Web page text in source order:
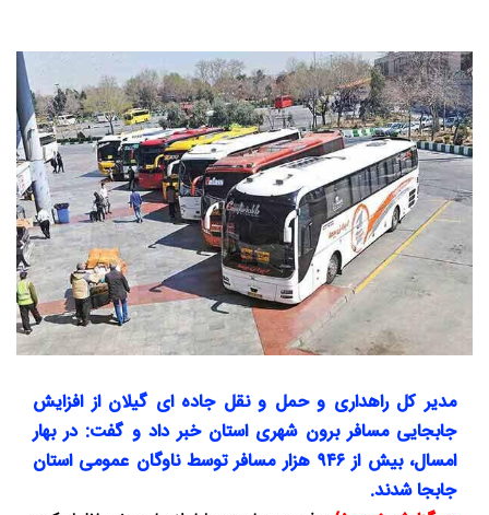
مدیر کل راهداری و حمل و نقل جاده ای گیلان از افزایش
جابجایی مسافر برون شهری استان خبر داد و گفت: در بهار
امسال، بیش از ۹۴۶ هزار مسافر توسط ناوگان عمومی استان
جابجا شدند.